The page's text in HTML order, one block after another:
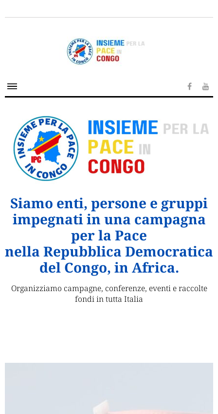
Siamo enti, persone e gruppi
impegnati in una campagna
per la Pace
nella Repubblica Democratica
del Congo, in Africa.
Organizziamo campagne, conferenze, eventi e raccolte
fondi in tutta Italia